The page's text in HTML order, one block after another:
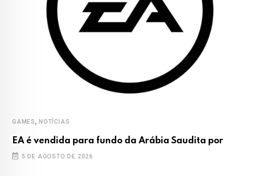
GAMES, NOTÍCIAS
EA é vendida para fundo da Arábia Saudita por
5 DE AGOSTO DE 2026